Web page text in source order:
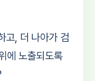
고, 더 나아가 검
에 노출되도록